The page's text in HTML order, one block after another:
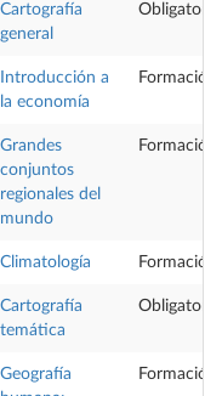
Cartografía
general
Obligatoria
Introducción a
la economía
Formación
Grandes
conjuntos
regionales del
mundo
Formación
Climatología Formación
Cartografía
temática
Obligatoria
Geografía
Formación